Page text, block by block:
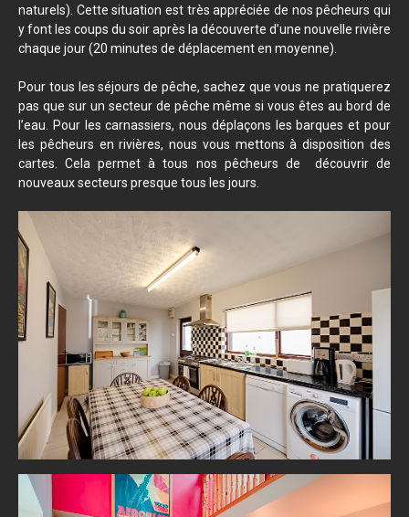
naturels). Cette situation est très appréciée de nos pêcheurs qui
y font les coups du soir après la découverte d’une nouvelle rivière
chaque jour (20 minutes de déplacement en moyenne).
Pour tous les séjours de pêche, sachez que vous ne pratiquerez
pas que sur un secteur de pêche même si vous êtes au bord de
l’eau. Pour les carnassiers, nous déplaçons les barques et pour
les pêcheurs en rivières, nous vous mettons à disposition des
cartes. Cela permet à tous nos pêcheurs de découvrir de
nouveaux secteurs presque tous les jours.